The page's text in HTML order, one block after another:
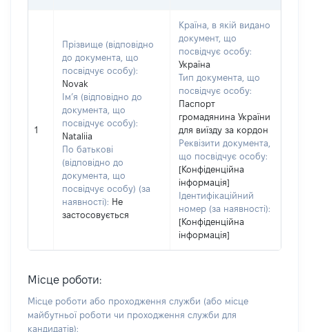
1
Прізвище (відповідно
до документа, що
посвідчує особу):
Novak
Ім’я (відповідно до
документа, що
посвідчує особу):
Nataliia
По батькові
(відповідно до
документа, що
посвідчує особу) (за
наявності): Не
застосовується
Країна, в якій видано
документ, що
посвідчує особу:
Україна
Тип документа, що
посвідчує особу:
Паспорт
громадянина України
для виїзду за кордон
Реквізити документа,
що посвідчує особу:
[Конфіденційна
інформація]
Ідентифікаційний
номер (за наявності):
[Конфіденційна
інформація]
Місце роботи:
Місце роботи або проходження служби (або місце
майбутньої роботи чи проходження служби для
кандидатів):